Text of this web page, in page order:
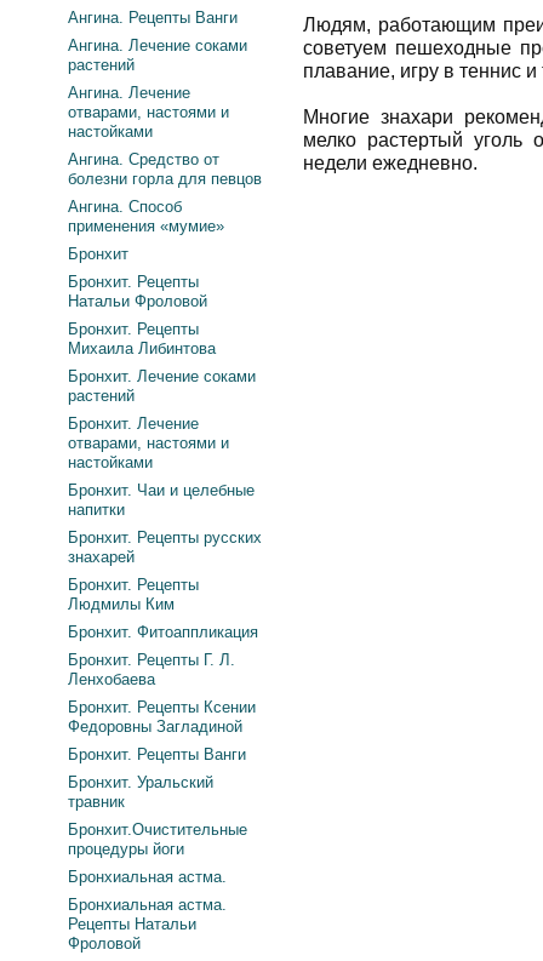
Людям, работающим
советуем пешеходные
плавание, игру в теннис и
Многие знахари
мелко растертый уголь
недели ежедневно.
Ангина. Рецепты Ванги
Ангина. Лечение соками
растений
Ангина. Лечение
отварами, настоями и
настойками
Ангина. Средство от
болезни горла для певцов
Ангина. Способ
применения «мумие»
Бронхит
Бронхит. Рецепты
Натальи Фроловой
Бронхит. Рецепты
Михаила Либинтова
Бронхит. Лечение соками
растений
Бронхит. Лечение
отварами, настоями и
настойками
Бронхит. Чаи и целебные
напитки
Бронхит. Рецепты русских
знахарей
Бронхит. Рецепты
Людмилы Ким
Бронхит. Фитоаппликация
Бронхит. Рецепты Г. Л.
Ленхобаева
Бронхит. Рецепты Ксении
Федоровны Загладиной
Бронхит. Рецепты Ванги
Бронхит. Уральский
травник
Бронхит.Очистительные
процедуры йоги
Бронхиальная астма.
Бронхиальная астма.
Рецепты Натальи
Фроловой